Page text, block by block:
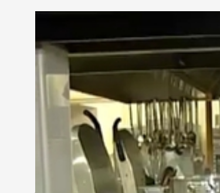
Az ellenőrzések célpontjait - ahogy ezt
munkatársai. Vizsgálják az
érdekében a termékek
a raktárakban és a konyhában
állatorvos munkatársa a számlákat, a
dokumentációját ellenőrzi.
Horváth Norbert- konyhafőnök
"Annyira szigorú az ellenőrzési
rendszer minden egyes elemével nem